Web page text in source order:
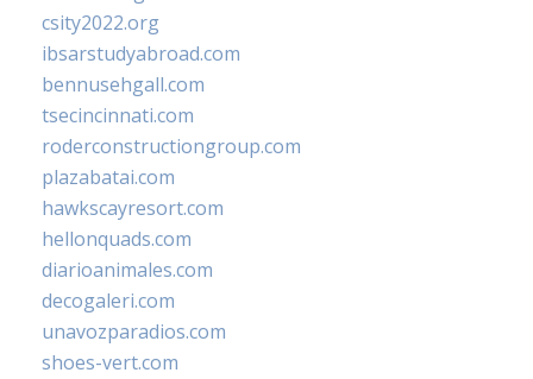
csity2022.org
ibsarstudyabroad.com
bennusehgall.com
tsecincinnati.com
roderconstructiongroup.com
plazabatai.com
hawkscayresort.com
hellonquads.com
diarioanimales.com
decogaleri.com
unavozparadios.com
shoes-vert.com